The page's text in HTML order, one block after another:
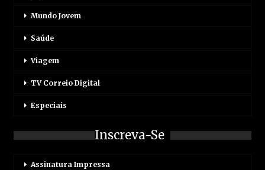
Mundo Jovem
Saúde
Viagem
TV Correio Digital
Especiais
Inscreva-Se
Assinatura Impressa